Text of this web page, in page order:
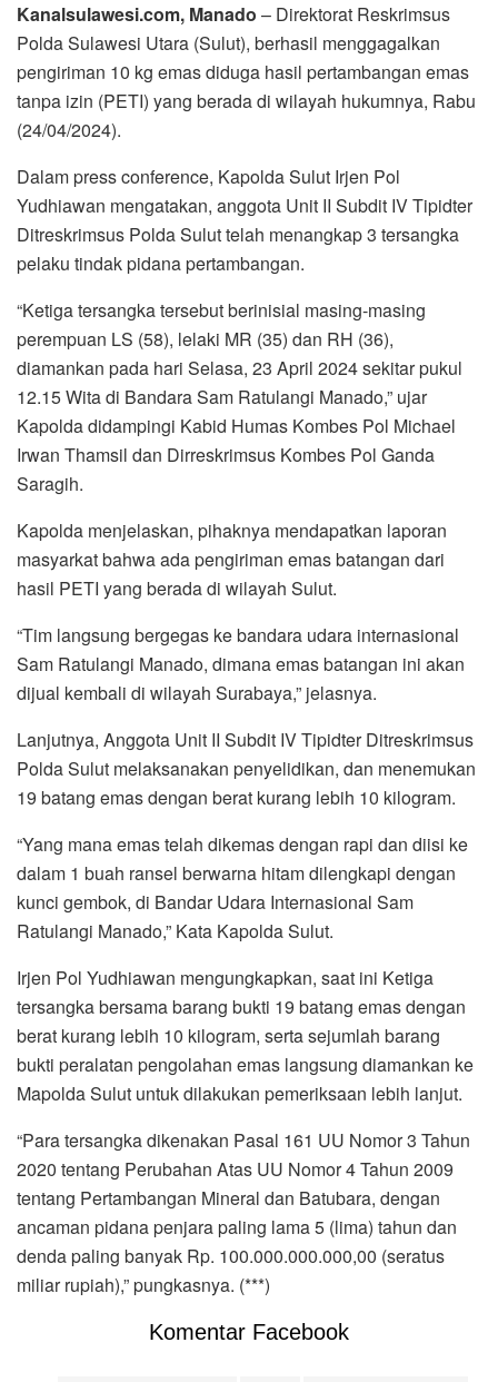
Kanalsulawesi.com, Manado – Direktorat Reskrimsus
Polda Sulawesi Utara (Sulut), berhasil menggagalkan
pengiriman 10 kg emas diduga hasil pertambangan emas
tanpa izin (PETI) yang berada di wilayah hukumnya, Rabu
(24/04/2024).
Dalam press conference, Kapolda Sulut Irjen Pol
Yudhiawan mengatakan, anggota Unit II Subdit IV Tipidter
Ditreskrimsus Polda Sulut telah menangkap 3 tersangka
pelaku tindak pidana pertambangan.
“Ketiga tersangka tersebut berinisial masing-masing
perempuan LS (58), lelaki MR (35) dan RH (36),
diamankan pada hari Selasa, 23 April 2024 sekitar pukul
12.15 Wita di Bandara Sam Ratulangi Manado,” ujar
Kapolda didampingi Kabid Humas Kombes Pol Michael
Irwan Thamsil dan Dirreskrimsus Kombes Pol Ganda
Saragih.
Kapolda menjelaskan, pihaknya mendapatkan laporan
masyarkat bahwa ada pengiriman emas batangan dari
hasil PETI yang berada di wilayah Sulut.
“Tim langsung bergegas ke bandara udara internasional
Sam Ratulangi Manado, dimana emas batangan ini akan
dijual kembali di wilayah Surabaya,” jelasnya.
Lanjutnya, Anggota Unit II Subdit IV Tipidter Ditreskrimsus
Polda Sulut melaksanakan penyelidikan, dan menemukan
19 batang emas dengan berat kurang lebih 10 kilogram.
“Yang mana emas telah dikemas dengan rapi dan diisi ke
dalam 1 buah ransel berwarna hitam dilengkapi dengan
kunci gembok, di Bandar Udara Internasional Sam
Ratulangi Manado,” Kata Kapolda Sulut.
Irjen Pol Yudhiawan mengungkapkan, saat ini Ketiga
tersangka bersama barang bukti 19 batang emas dengan
berat kurang lebih 10 kilogram, serta sejumlah barang
bukti peralatan pengolahan emas langsung diamankan ke
Mapolda Sulut untuk dilakukan pemeriksaan lebih lanjut.
“Para tersangka dikenakan Pasal 161 UU Nomor 3 Tahun
2020 tentang Perubahan Atas UU Nomor 4 Tahun 2009
tentang Pertambangan Mineral dan Batubara, dengan
ancaman pidana penjara paling lama 5 (lima) tahun dan
denda paling banyak Rp. 100.000.000.000,00 (seratus
miliar rupiah),” pungkasnya. (***)
Komentar Facebook